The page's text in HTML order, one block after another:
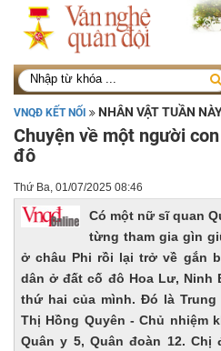
VNQĐ KẾT NỐI NHÂN VẬT TUẦN
Chuyện về một người
đô
Thứ Ba, 01/07/2025 08:46
Có một nữ sĩ quan
từng tham gia gìn
ở châu Phi rồi lại trở về gắn
dân ở đất cố đô Hoa Lư, Ninh
thứ hai của mình. Đó là
Thị Hồng Quyên - Chủ nhiệm
Quân y 5, Quân đoàn 12.